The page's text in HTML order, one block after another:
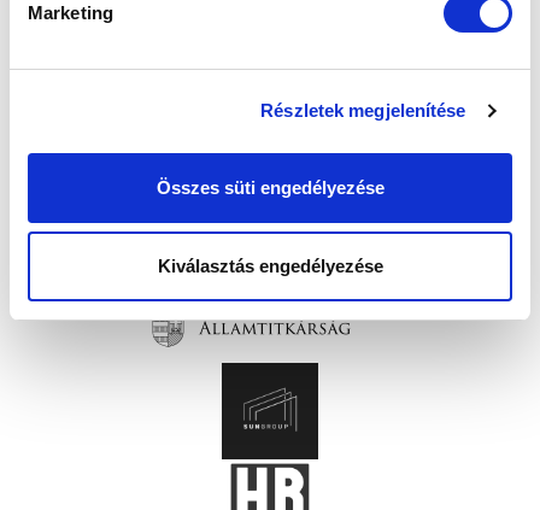
Marketing
Részletek megjelenítése
Összes süti engedélyezése
Kiválasztás engedélyezése